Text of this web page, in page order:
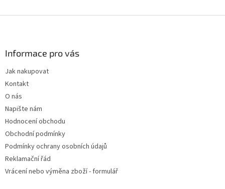
Informace pro vás
Jak nakupovat
Kontakt
O nás
Napište nám
Hodnocení obchodu
Obchodní podmínky
Podmínky ochrany osobních údajů
Reklamační řád
Vrácení nebo výměna zboží - formulář